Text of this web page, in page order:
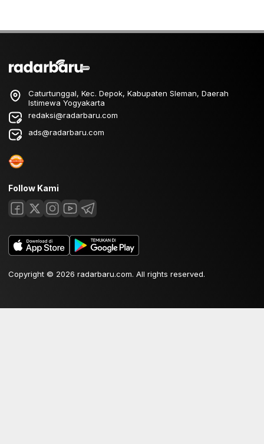
Caturtunggal, Kec. Depok, Kabupaten Sleman, Daerah
Istimewa Yogyakarta
redaksi@radarbaru.com
ads@radarbaru.com
Follow Kami
Copyright © 2026 radarbaru.com. All rights reserved.